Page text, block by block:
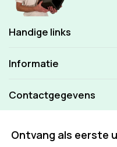
Handige links
Informatie
Contactgegevens
Ontvang als eerste